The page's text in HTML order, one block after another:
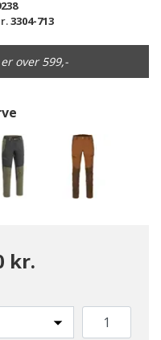
3304-713
over 599,-
kr.